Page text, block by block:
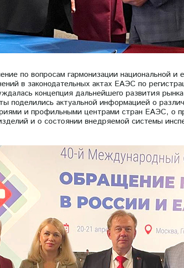
по вопросам гармонизации национальной и
в законодательных актах ЕАЭС по
концепция дальнейшего развития
поделились актуальной информацией о
и профильными центрами стран ЕАЭС, о
и о состоянии внедряемой системы